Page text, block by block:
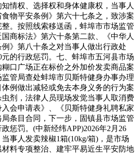
情权、选择权和身体健康权，当事人
物平安条例》第六十七条之，致涉案
。按照线索移送函，蚌埠市市场监管
商标法》第六十条第二款、《中华人
》第八十条之对当事人做出行政处
的行政惩罚。七、蚌埠市五河县市场
口广场正在标价之外加价发卖商品案
管局查处蚌埠市贝斯特健身办事办理
例做出减轻或免去本身义务的行为案
剂，法律人员现场发觉当事人取消费
会申请表》、《贝斯特健身礼聘私家
条目合同，下一步，固镇县市场监管
惩罚。(中新经纬APP)2026年2月26
事人发卖辣椒1箱(10kg/箱)，是市场
料专项整治、建牢平易近生平安防地